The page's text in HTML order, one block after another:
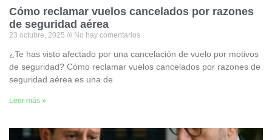
Cómo reclamar vuelos cancelados por razones
de seguridad aérea
23 octubre, 2025 No hay comentarios
¿Te has visto afectado por una cancelación de vuelo por motivos
de seguridad? Cómo reclamar vuelos cancelados por razones de
seguridad aérea es una de
Leer más »